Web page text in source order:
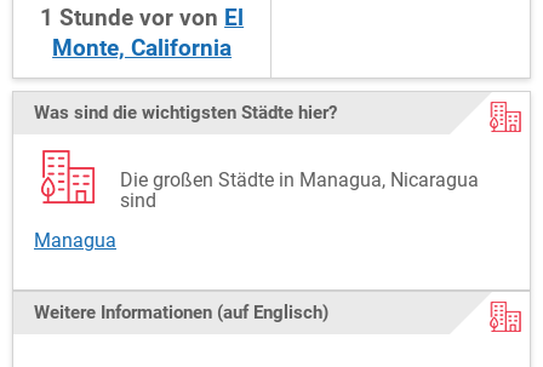
1 Stunde vor von El
Monte, California
Was sind die wichtigsten Städte hier?
Die großen Städte in Managua, Nicaragua
sind
Managua
Weitere Informationen (auf Englisch)